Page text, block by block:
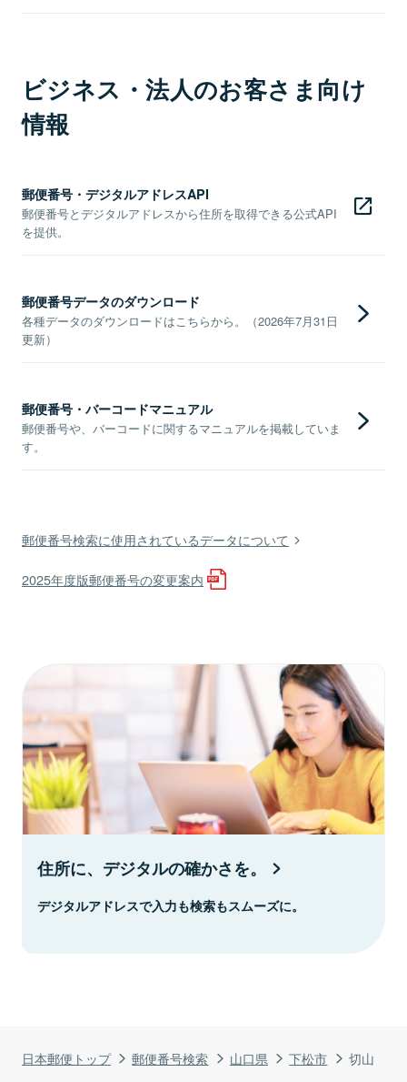
日本郵便トップ 郵便番号検索 山口県 下松市 切山
ビジネス・法人のお客さま向け
情報
郵便番号・デジタルアドレスAPI
郵便番号とデジタルアドレスから住所を取得できる公式API
を提供。
郵便番号データのダウンロード
各種データのダウンロードはこちらから。（2026年7月31日
更新）
郵便番号・バーコードマニュアル
郵便番号や、バーコードに関するマニュアルを掲載していま
す。
郵便番号検索に使用されているデータについて
2025年度版郵便番号の変更案内
住所に、デジタルの確かさを。
デジタルアドレスで入力も検索もスムーズに。